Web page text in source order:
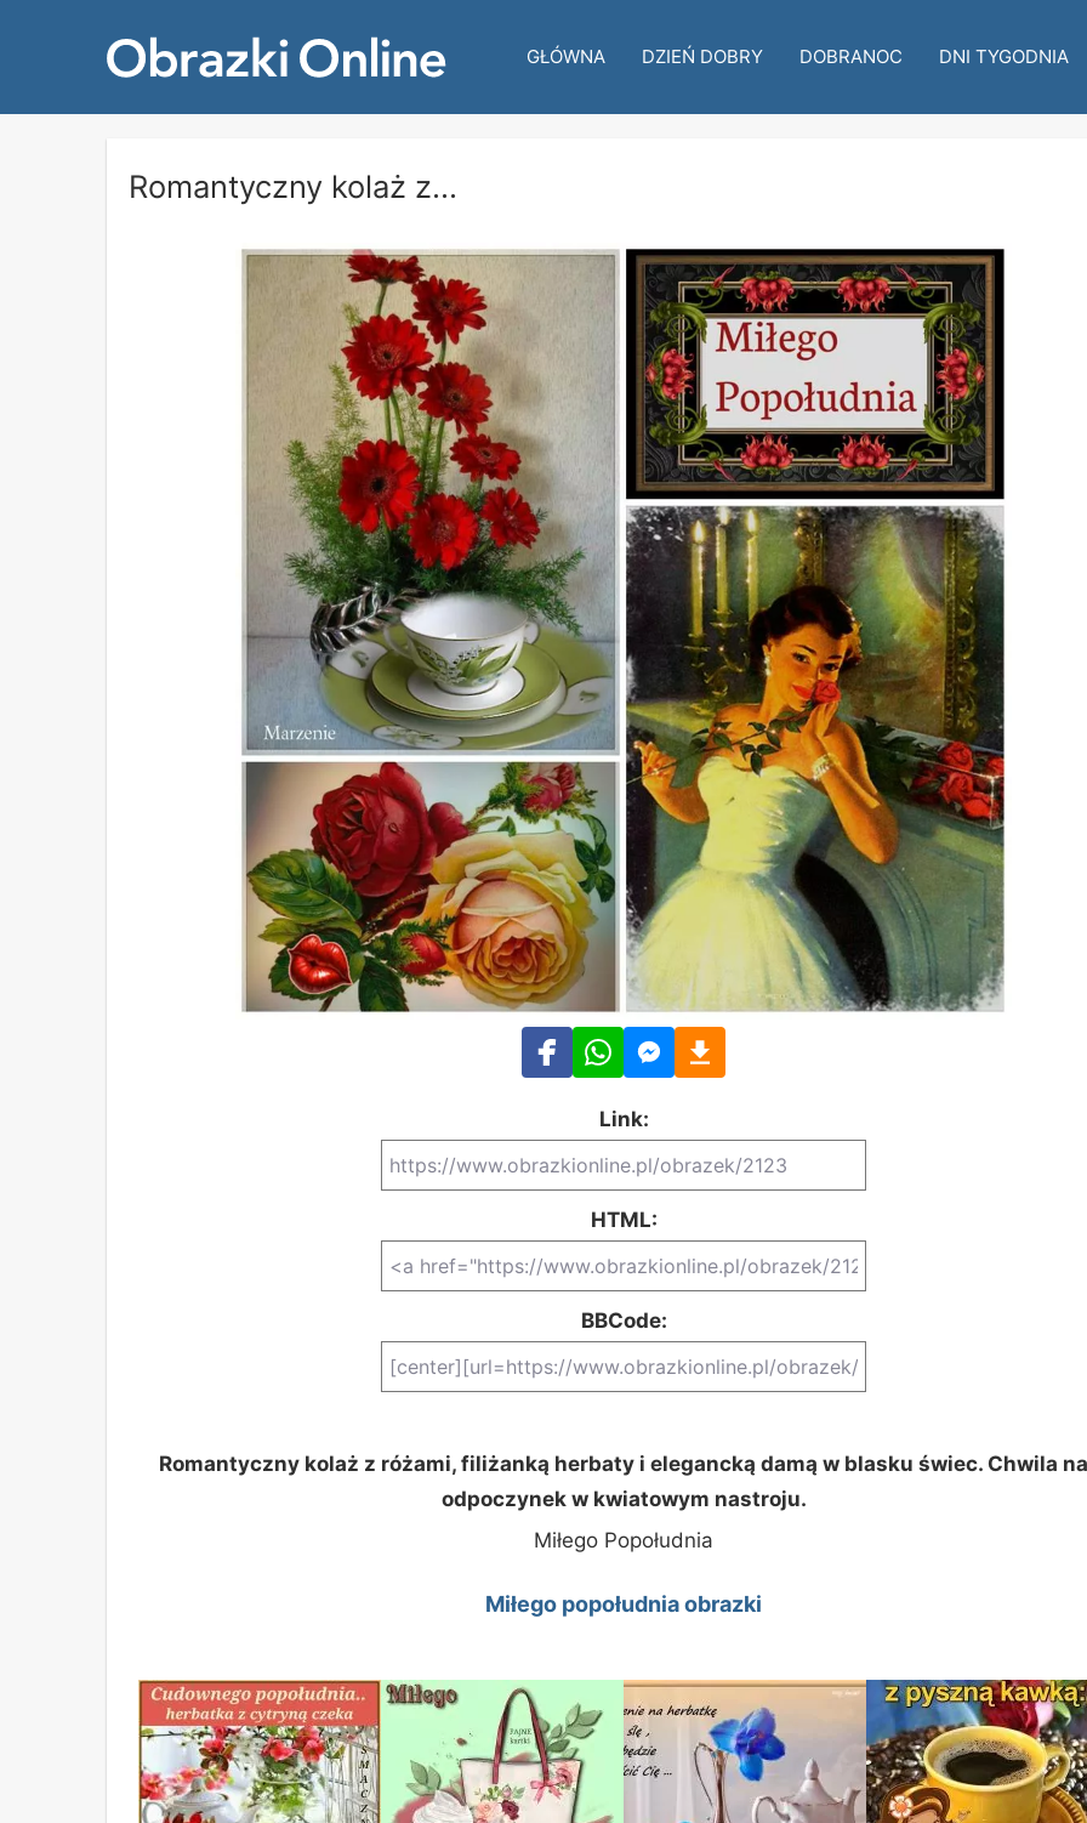
GŁÓWNA DZIEŃ DOBRY DOBRANOC DNI TYGODNIA
Romantyczny kolaż z...
Link:
HTML:
BBCode:
Romantyczny kolaż z różami, filiżanką herbaty i elegancką damą w blasku świec. Chwila
odpoczynek w kwiatowym nastroju.
Miłego Popołudnia
Miłego popołudnia obrazki